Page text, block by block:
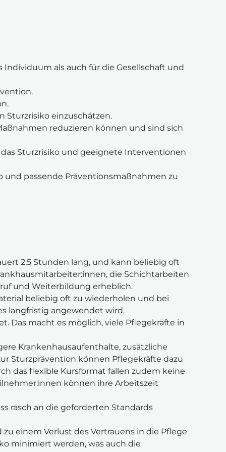
als auch für die Gesellschaft und
Sturzrisiko einzuschätzen.
reduzieren können und sind sich
Sturzrisiko und geeignete Interventionen
und passende Präventionsmaßnahmen zu
2,5 Stunden lang, und kann beliebig oft
die Schichtarbeiten
und Weiterbildung erheblich.
beliebig oft zu wiederholen und bei
langfristig angewendet wird.
Das macht es möglich, viele Pflegekräfte in
Krankenhausaufenthalte, zusätzliche
Sturzprävention können Pflegekräfte dazu
das flexible Kursformat fallen zudem keine
können ihre Arbeitszeit
rasch an die geforderten Standards
einem Verlust des Vertrauens in die Pflege
minimiert werden, was auch die